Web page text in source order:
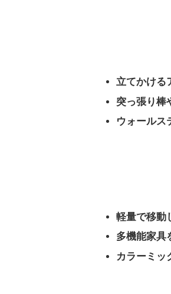
立てかける
突っ張り棒
ウォールス
軽量で移動
多機能家具
カラーミッ